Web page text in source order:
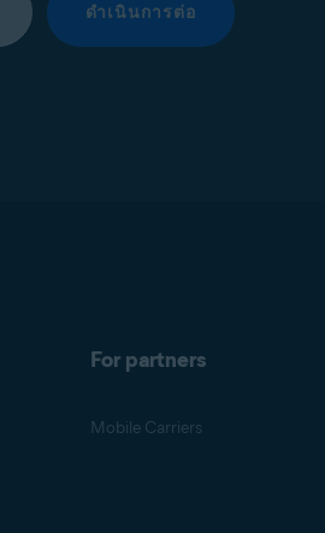
ดำเนินการต่อ
For partners
Mobile Carriers